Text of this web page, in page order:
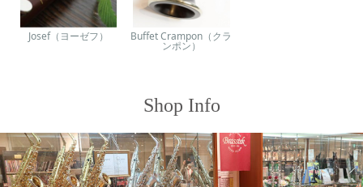
Josef（ヨーゼフ） Buffet Crampon（クラ
ンポン）
Shop Info